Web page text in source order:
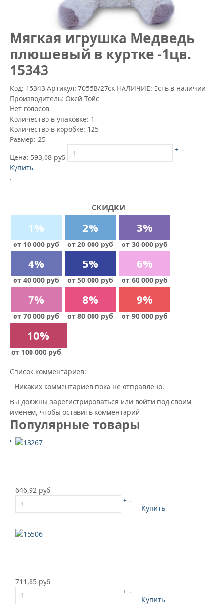
Mягкая игрушка Медведь
плюшевый в куртке -1цв.
15343
Код: 15343 Артикул: 7055В/27ск НАЛИЧИЕ: Есть в наличии
Производитель: Окей Тойс
Нет голосов
Количество в упаковке: 1
Количество в коробке: 125
Размер: 25
Цена: 593,08 руб
+ –
Купить
.
СКИДКИ
1%
от 10 000 руб
2%
от 20 000 руб
3%
от 30 000 руб
4%
от 40 000 руб
5%
от 50 000 руб
6%
от 60 000 руб
7%
от 70 000 руб
8%
от 80 000 руб
9%
от 90 000 руб
10%
от 100 000 руб
Список комментариев:
Никаких комментариев пока не отправлено.
Вы должны зарегистрироваться или войти под своим
именем, чтобы оставить комментарий
Популярные товары
646,92 руб
+ –
Купить
711,85 руб
+ –
Купить